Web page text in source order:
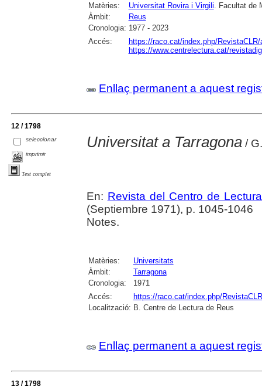
Matèries:
Universitat Rovira i Virgili. Facultat de
Àmbit:
Reus
Cronologia: 1977 - 2023
Accés:
https://raco.cat/index.php/
https://www.centrelectura.cat/
Enllaç permanent a aquest
12 / 1798
seleccionar
imprimir
Text complet
Universitat a Tarragona/
En: Revista del Centro de
(Septiembre 1971), p. 1045-1046
Notes.
Matèries:
Universitats
Àmbit:
Tarragona
Cronologia:
1971
Accés:
https://raco.cat/index.php/
Localització: B. Centre de Lectura de Reus
Enllaç permanent a aquest
13 / 1798